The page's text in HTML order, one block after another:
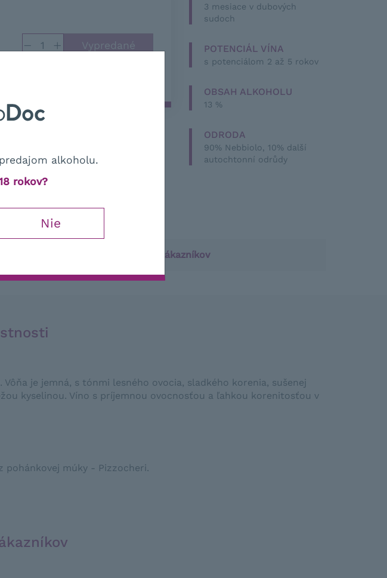
− +
3 mesiace v dubových
sudoch
POTENCIÁL VÍNA
s potenciálom 2 až 5 rokov
OBSAH ALKOHOLU
13 %
ODRODA
90% Nebbiolo, 10% další
autochtonní odrůdy
Hodnotenie zákazníkov
je jemná, s tónmi lesného ovocia, sladkého korenia, sušenej
kyselinou. Víno s príjemnou ovocnosťou a ľahkou korenitosťou v
pohánkovej múky - Pizzocheri.
alkoholu.
rokov?
Nie